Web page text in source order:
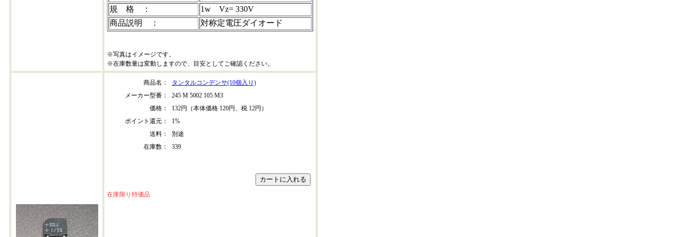
規 格 ：
1w Vz= 330V
商品説明 ：
対称定電圧ダイオード
※写真はイメージです。
※在庫数量は変動しますので、目安としてご確認ください。
商品名：
タンタルコンデンサ(10個入り)
メーカー型番：
245 M 5002 105 M3
価格：
132円（本体価格 120円、税 12円）
ポイント還元：
1%
送料：
別途
在庫数：
339
在庫限り特価品